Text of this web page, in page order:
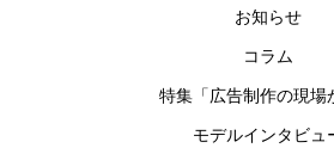
お知らせ
コラム
特集「広告制作の現場
モデルインタビュ